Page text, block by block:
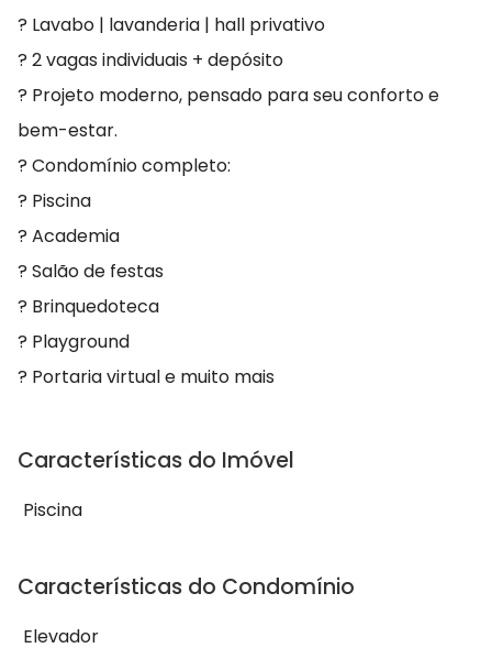
? Lavabo | lavanderia | hall privativo
? 2 vagas individuais + depósito
? Projeto moderno, pensado para seu conforto e
bem-estar.
? Condomínio completo:
? Piscina
? Academia
? Salão de festas
? Brinquedoteca
? Playground
? Portaria virtual e muito mais
Características do Imóvel
Piscina
Características do Condomínio
Elevador